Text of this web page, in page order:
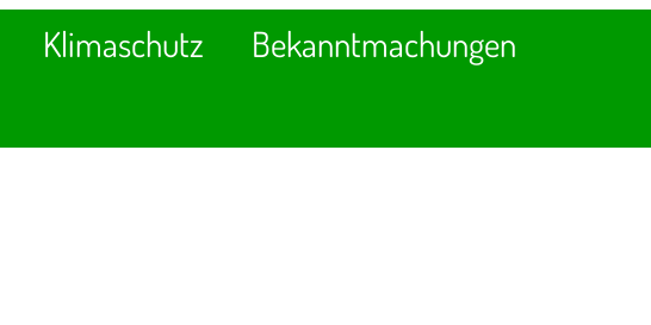
Klimaschutz
Bekanntmachungen